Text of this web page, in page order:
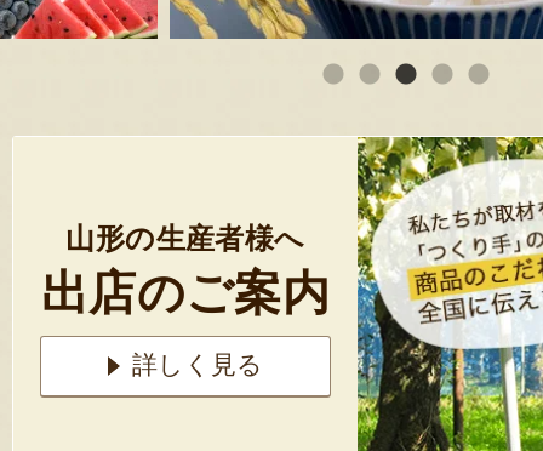
山形の生産者様へ
出店のご案内
詳しく見る